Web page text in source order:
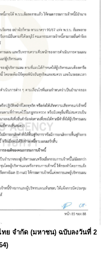
ย จำกัด (มหาชน) ฉบับลงวันที่ 2